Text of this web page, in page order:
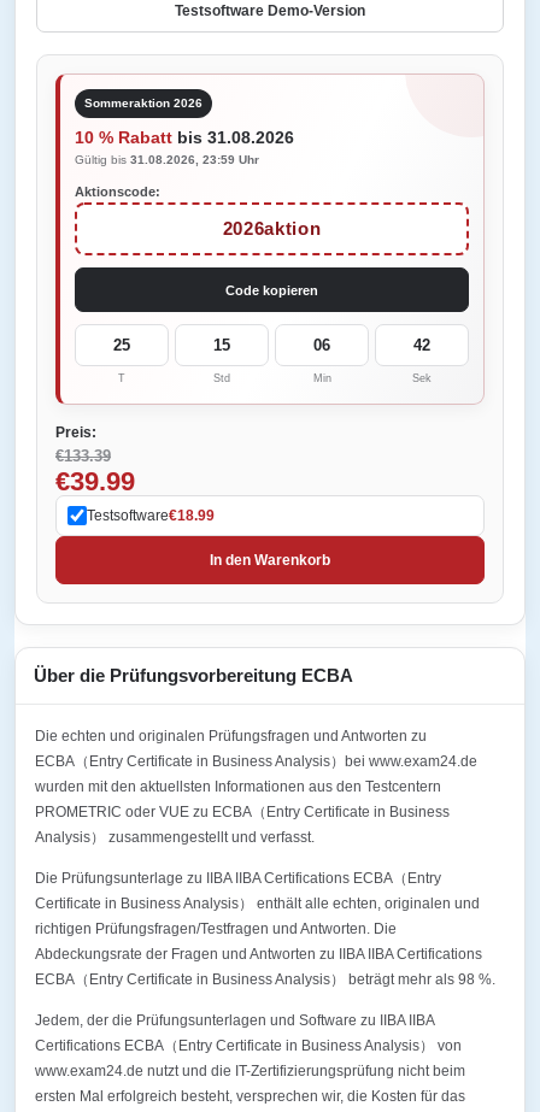
Testsoftware Demo-Version
Sommeraktion 2026
10 % Rabatt bis 31.08.2026
Gültig bis 31.08.2026, 23:59 Uhr
Aktionscode:
2026aktion
Code kopieren
25
T
15
Std
06
Min
42
Sek
Preis:
€133.39
€39.99
Testsoftware€18.99
In den Warenkorb
Über die Prüfungsvorbereitung ECBA
Die echten und originalen Prüfungsfragen und Antworten zu
ECBA（Entry Certificate in Business Analysis）bei www.exam24.de
wurden mit den aktuellsten Informationen aus den Testcentern
PROMETRIC oder VUE zu ECBA（Entry Certificate in Business
Analysis） zusammengestellt und verfasst.
Die Prüfungsunterlage zu IIBA IIBA Certifications ECBA（Entry
Certificate in Business Analysis） enthält alle echten, originalen und
richtigen Prüfungsfragen/Testfragen und Antworten. Die
Abdeckungsrate der Fragen und Antworten zu IIBA IIBA Certifications
ECBA（Entry Certificate in Business Analysis） beträgt mehr als 98 %.
Jedem, der die Prüfungsunterlagen und Software zu IIBA IIBA
Certifications ECBA（Entry Certificate in Business Analysis） von
www.exam24.de nutzt und die IT-Zertifizierungsprüfung nicht beim
ersten Mal erfolgreich besteht, versprechen wir, die Kosten für das